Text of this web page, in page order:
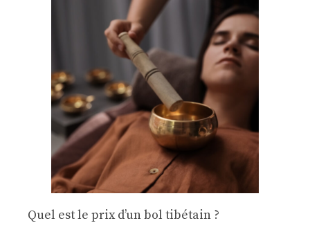
Quel est le prix d’un bol tibétain ?